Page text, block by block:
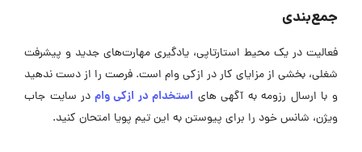
جمع‌بندی
فعالیت در یک محیط استارتاپی، یادگیری مهارت‌های جدید و پیشرفت
شغلی، بخشی از مزایای کار در ازکی وام است. فرصت را از دست ندهید
و با ارسال رزومه به آگهی ‌های استخدام در ازکی وام در سایت جاب
ویژن، شانس خود را برای پیوستن به این تیم پویا امتحان کنید.